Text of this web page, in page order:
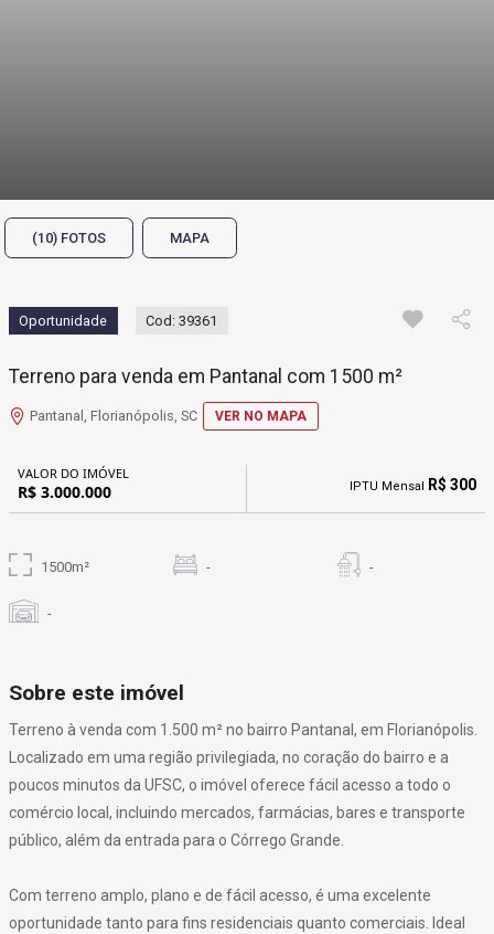
(10) FOTOS MAPA
Oportunidade Cod: 39361
Terreno para venda em Pantanal com 1500 m²
Pantanal, Florianópolis, SC VER NO MAPA
VALOR DO IMÓVEL
R$ 3.000.000 IPTU Mensal R$ 300
1500m² - -
-
Sobre este imóvel
Terreno à venda com 1.500 m² no bairro Pantanal, em Florianópolis.
Localizado em uma região privilegiada, no coração do bairro e a
poucos minutos da UFSC, o imóvel oferece fácil acesso a todo o
comércio local, incluindo mercados, farmácias, bares e transporte
público, além da entrada para o Córrego Grande.
Com terreno amplo, plano e de fácil acesso, é uma excelente
oportunidade tanto para fins residenciais quanto comerciais. Ideal